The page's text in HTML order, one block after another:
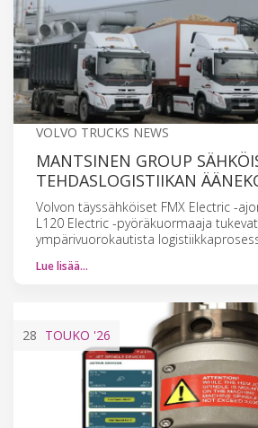
VOLVO TRUCKS NEWS
MANTSINEN GROUP
TEHDASLOGISTIIKAN
Volvon täyssähköiset FMX Electric -
L120 Electric -pyöräkuormaaja tukevat
ympärivuorokautista
Lue lisää…
28 TOUKO '26